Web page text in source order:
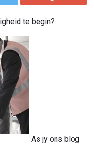
te begin?
As jy ons blog